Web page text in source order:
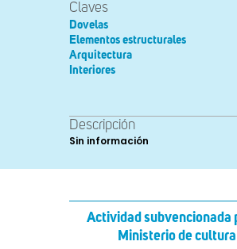
Claves
Dovelas
Elementos estructurales
Arquitectura
Interiores
Descripción
Sin información
Actividad subvencionada
Ministerio de cultura